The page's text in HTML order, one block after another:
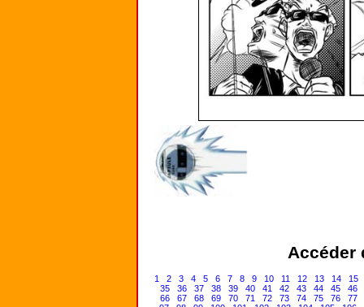
Accéder
1 2 3 4 5 6 7 8 9 10 11 12 13 14
15
35
36 37 38 39 40 41 42 43 44 45
46
66
67 68 69 70 71 72 73 74 75 76
77